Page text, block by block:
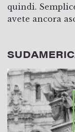
quindi.
avete ancora